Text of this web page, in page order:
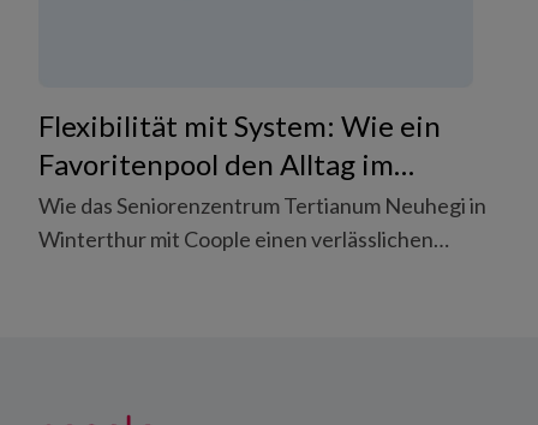
Flexibilität mit System: Wie ein
Favoritenpool den Alltag im
Pflegeheim erleichtert
Wie das Seniorenzentrum Tertianum Neuhegi in
Winterthur mit Coople einen verlässlichen